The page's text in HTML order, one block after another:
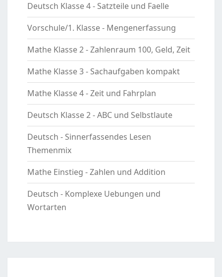
Deutsch Klasse 4 - Satzteile und Faelle
Vorschule/1. Klasse - Mengenerfassung
Mathe Klasse 2 - Zahlenraum 100, Geld, Zeit
Mathe Klasse 3 - Sachaufgaben kompakt
Mathe Klasse 4 - Zeit und Fahrplan
Deutsch Klasse 2 - ABC und Selbstlaute
Deutsch - Sinnerfassendes Lesen
Themenmix
Mathe Einstieg - Zahlen und Addition
Deutsch - Komplexe Uebungen und
Wortarten